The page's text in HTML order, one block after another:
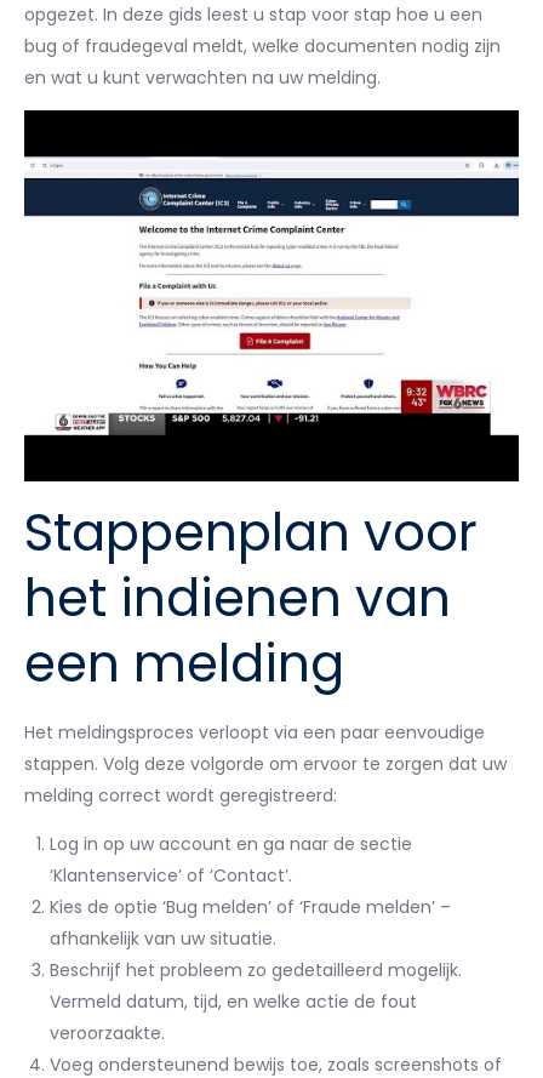
opgezet. In deze gids leest u stap voor stap hoe u een
bug of fraudegeval meldt, welke documenten nodig zijn
en wat u kunt verwachten na uw melding.
Stappenplan voor
het indienen van
een melding
Het meldingsproces verloopt via een paar eenvoudige
stappen. Volg deze volgorde om ervoor te zorgen dat uw
melding correct wordt geregistreerd:
Log in op uw account en ga naar de sectie
‘Klantenservice’ of ‘Contact’.
Kies de optie ‘Bug melden’ of ‘Fraude melden’ –
afhankelijk van uw situatie.
Beschrijf het probleem zo gedetailleerd mogelijk.
Vermeld datum, tijd, en welke actie de fout
veroorzaakte.
Voeg ondersteunend bewijs toe, zoals screenshots of